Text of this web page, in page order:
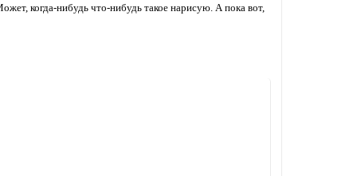
когда-нибудь что-нибудь такое нарисую. А пока вот,